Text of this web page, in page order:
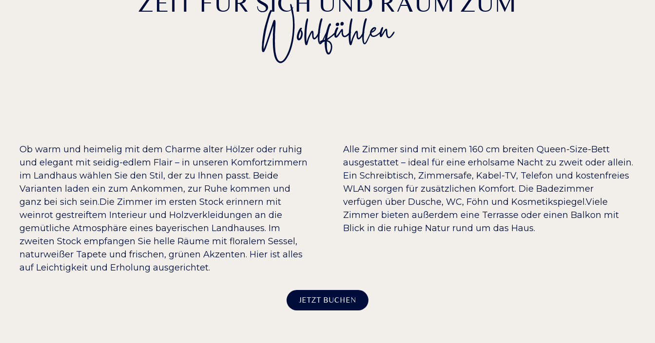
Wohlfühlen
Ob warm und heimelig mit dem Charme alter Hölzer oder ruhig
und elegant mit seidig-edlem Flair – in unseren Komfortzimmern
im Landhaus wählen Sie den Stil, der zu Ihnen passt. Beide
Varianten laden ein zum Ankommen, zur Ruhe kommen und
ganz bei sich sein.Die Zimmer im ersten Stock erinnern mit
weinrot gestreiftem Interieur und Holzverkleidungen an die
gemütliche Atmosphäre eines bayerischen Landhauses. Im
zweiten Stock empfangen Sie helle Räume mit floralem Sessel,
naturweißer Tapete und frischen, grünen Akzenten. Hier ist alles
auf Leichtigkeit und Erholung ausgerichtet.
Alle Zimmer sind mit einem 160 cm breiten Queen-Size-Bett
ausgestattet – ideal für eine erholsame Nacht zu zweit oder allein.
Ein Schreibtisch, Zimmersafe, Kabel-TV, Telefon und kostenfreies
WLAN sorgen für zusätzlichen Komfort. Die Badezimmer
verfügen über Dusche, WC, Föhn und Kosmetikspiegel.Viele
Zimmer bieten außerdem eine Terrasse oder einen Balkon mit
Blick in die ruhige Natur rund um das Haus.
JETZT BUCHEN